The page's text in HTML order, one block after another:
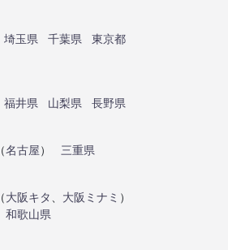
埼玉県 千葉県
東京都
福井県 山梨県
長野県
（名古屋）
三重県
（大阪キタ 大阪ミナミ ）
和歌山県